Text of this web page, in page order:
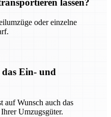
lassen?
oder einzelne
Ein- und
auf Wunsch auch das
Umzugsgüter.